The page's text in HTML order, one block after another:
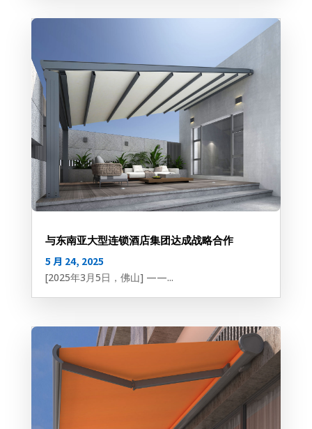
与东南亚大型连锁酒店集团达成战略合作
5 月 24, 2025
[2025年3月5日，佛山] ——...